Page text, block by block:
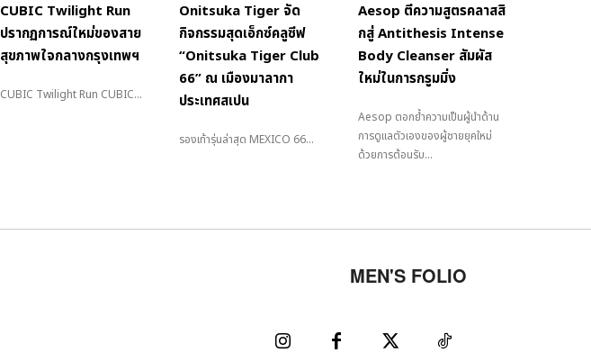
CUBIC Twilight Run
ปรากฏการณ์ใหม่ของสาย
สุขภาพใจกลางกรุงเทพฯ
CUBIC Twilight Run CUBIC...
Onitsuka Tiger จัด
กิจกรรมสุดเอ็กซ์คลูซีฟ
“Onitsuka Tiger Club
66” ณ เมืองมาลากา
ประเทศสเปน
รองเท้ารุ่นล่าสุด MEXICO 66...
Aesop ตีความสูตรคลาสสิ
กสู่ Antithesis Intense
Body Cleanser สัมผัส
ใหม่ในการกรูมมิ่ง
Aesop ตอกย้ำความเป็นผู้นำด้าน
การดูแลตัวเองของผู้ชายยุคใหม่
ด้วยการต้อนรับ...
MEN'S FOLIO